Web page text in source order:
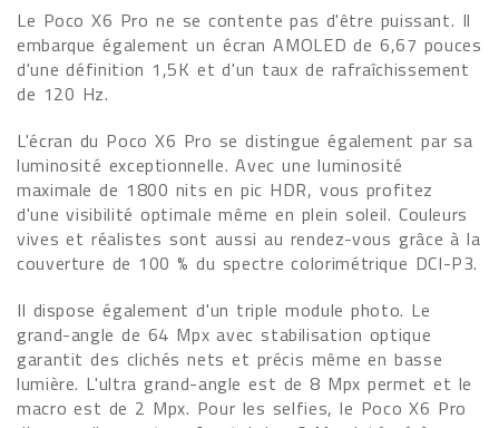
Le Poco X6 Pro ne se contente pas d'être puissant. Il
embarque également un écran AMOLED de 6,67 pouces
d'une définition 1,5K et d'un taux de rafraîchissement
de 120 Hz.
L'écran du Poco X6 Pro se distingue également par sa
luminosité exceptionnelle. Avec une luminosité
maximale de 1800 nits en pic HDR, vous profitez
d'une visibilité optimale même en plein soleil. Couleurs
vives et réalistes sont aussi au rendez-vous grâce à la
couverture de 100 % du spectre colorimétrique DCI-P3.
Il dispose également d'un triple module photo. Le
grand-angle de 64 Mpx avec stabilisation optique
garantit des clichés nets et précis même en basse
lumière. L'ultra grand-angle est de 8 Mpx permet et le
macro est de 2 Mpx. Pour les selfies, le Poco X6 Pro